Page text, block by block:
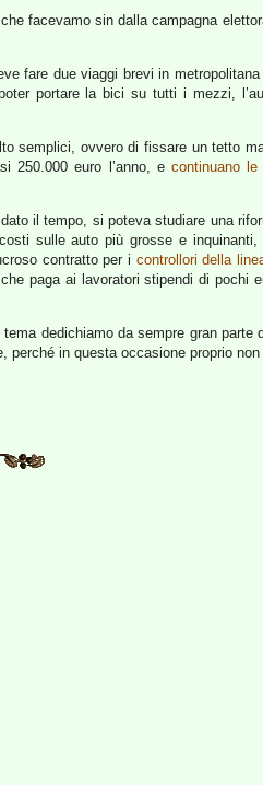
facevamo sin dalla campagna
fare due viaggi brevi in
portare la bici su tutti i mezzi,
semplici, ovvero di fissare un tetto
250.000 euro l’anno, e continuano le
il tempo, si poteva studiare una
sulle auto più grosse e
contratto per i controllori della
paga ai lavoratori stipendi di pochi
dedichiamo da sempre gran
in questa occasione proprio non